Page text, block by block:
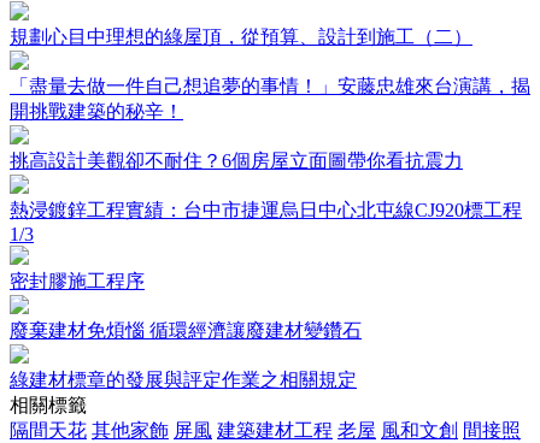
規劃心目中理想的綠屋頂，從預算、設計到施工（二）
「盡量去做一件自己想追夢的事情！」安藤忠雄來台演講，揭
開挑戰建築的秘辛！
挑高設計美觀卻不耐住？6個房屋立面圖帶你看抗震力
熱浸鍍鋅工程實績：台中市捷運烏日中心北屯線CJ920標工程
1/3
密封膠施工程序
廢棄建材免煩惱 循環經濟讓廢建材變鑽石
綠建材標章的發展與評定作業之相關規定
相關標籤
隔間天花 其他家飾 屏風 建築建材工程 老屋 風和文創 間接照